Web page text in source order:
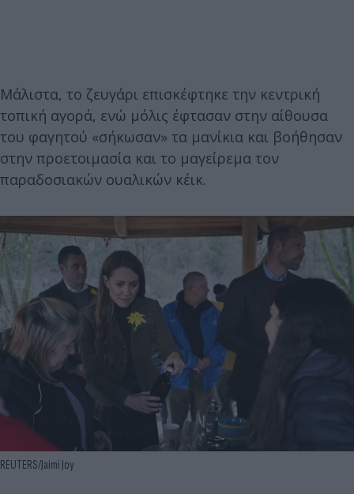
Μάλιστα, το ζευγάρι επισκέφτηκε την κεντρική
τοπική αγορά, ενώ μόλις έφτασαν στην αίθουσα
του φαγητού «σήκωσαν» τα μανίκια και βοήθησαν
στην προετοιμασία και το μαγείρεμα τον
παραδοσιακών ουαλικών κέικ.
REUTERS/Jaimi Joy